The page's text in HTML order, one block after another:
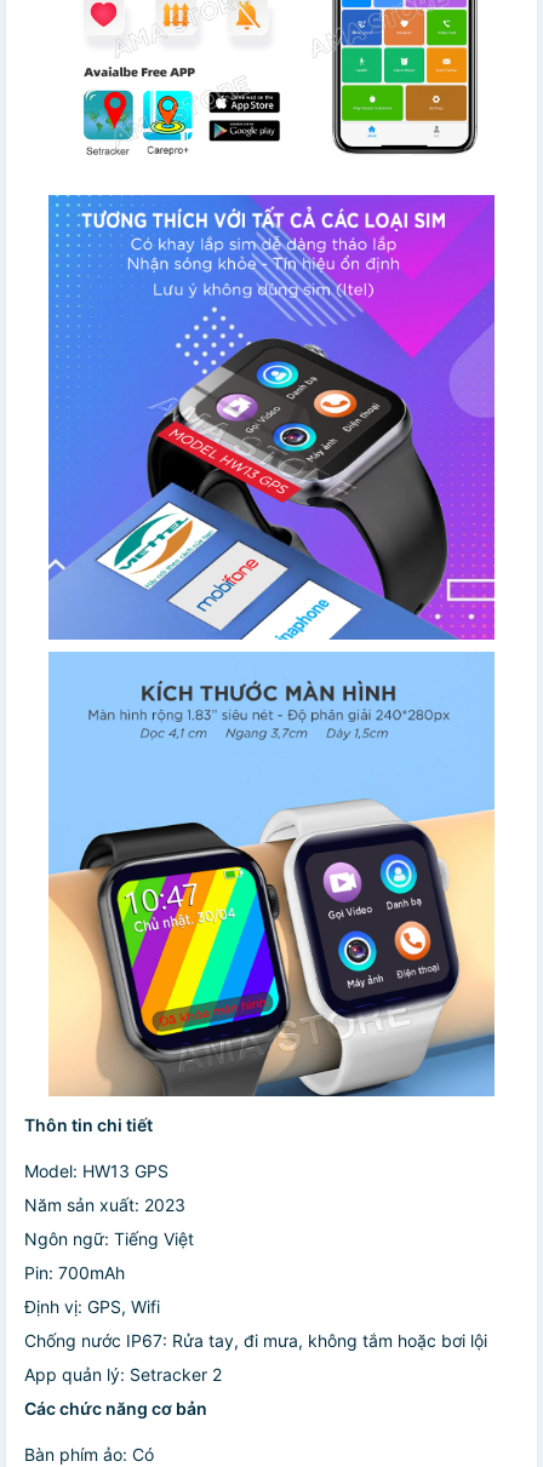
Thôn tin chi tiết
Model: HW13 GPS
Năm sản xuất: 2023
Ngôn ngữ: Tiếng Việt
Pin: 700mAh
Định vị: GPS, Wifi
Chống nước IP67: Rửa tay, đi mưa, không tắm hoặc bơi lội
App quản lý: Setracker 2
Các chức năng cơ bản
Bàn phím ảo: Có